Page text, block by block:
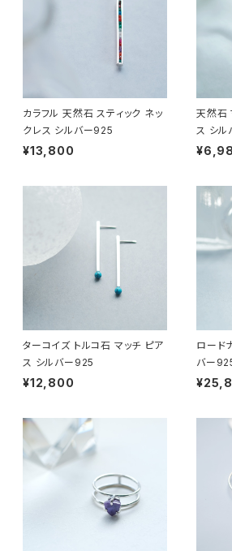
カラフル 天然石 スティック ネッ
クレス シルバー925
¥13,800
天然石
ス シ
ターコイズ トルコ石 マッチ ピア
ス シルバー925
¥12,800
ロード
バー